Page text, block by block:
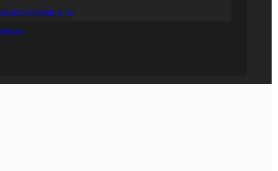
безопасность